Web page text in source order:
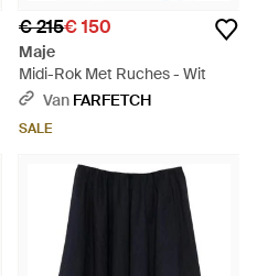
€ 215€ 150
Maje
Midi-Rok Met Ruches - Wit
Van FARFETCH
SALE